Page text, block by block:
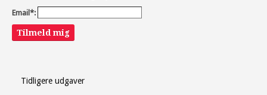
Email*:
Tilmeld mig
Tidligere udgaver